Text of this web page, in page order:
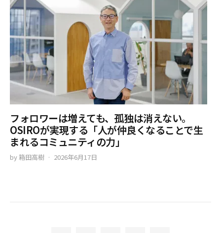
フォロワーは増えても、孤独は消えない。
OSIROが実現する「人が仲良くなることで生
まれるコミュニティの力」
by箱田高樹 2026年6月17日